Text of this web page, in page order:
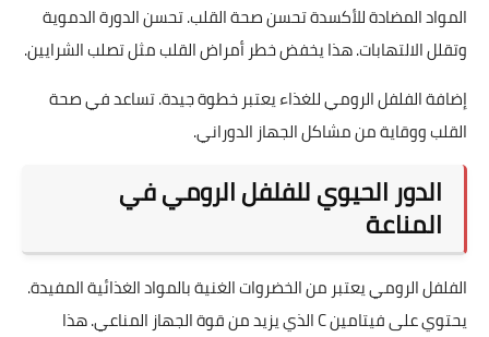
المواد المضادة للأكسدة تحسن صحة القلب. تحسن الدورة الدموية
وتقلل الالتهابات. هذا يخفض خطر أمراض القلب مثل تصلب الشرايين.
إضافة الفلفل الرومي للغذاء يعتبر خطوة جيدة. تساعد في صحة
القلب ووقاية من مشاكل الجهاز الدوراني.
الدور الحيوي للفلفل الرومي في
المناعة
الفلفل الرومي يعتبر من الخضروات الغنية بالمواد الغذائية المفيدة.
يحتوي على فيتامين C الذي يزيد من قوة الجهاز المناعي. هذا